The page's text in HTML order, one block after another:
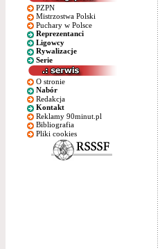
PZPN
Mistrzostwa Polski
Puchary w Polsce
Reprezentanci
Ligowcy
Rywalizacje
Serie
O stronie
Nabór
Redakcja
Kontakt
Reklamy 90minut.pl
Bibliografia
Pliki cookies